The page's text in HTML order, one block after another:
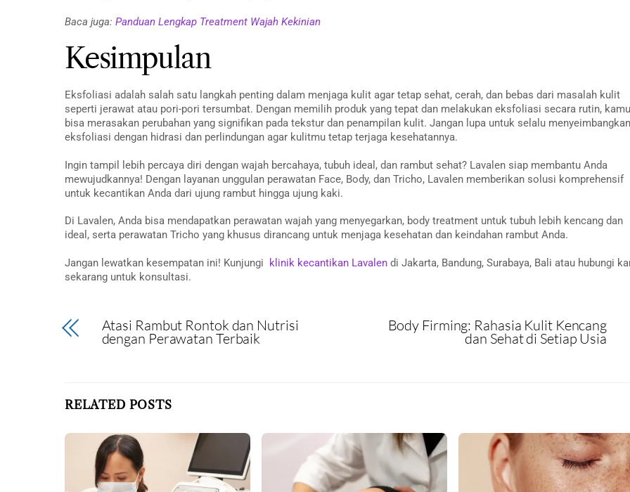
Baca juga: Panduan Lengkap Treatment Wajah Kekinian
Kesimpulan
Eksfoliasi adalah salah satu langkah penting dalam menjaga kulit agar tetap sehat, cerah, dan bebas dari masalah kulit
seperti jerawat atau pori-pori tersumbat. Dengan memilih produk yang tepat dan melakukan eksfoliasi secara rutin, kamu
bisa merasakan perubahan yang signifikan pada tekstur dan penampilan kulit. Jangan lupa untuk selalu menyeimbangkan
eksfoliasi dengan hidrasi dan perlindungan agar kulitmu tetap terjaga kesehatannya.
Ingin tampil lebih percaya diri dengan wajah bercahaya, tubuh ideal, dan rambut sehat? Lavalen siap membantu Anda
mewujudkannya! Dengan layanan unggulan perawatan Face, Body, dan Tricho, Lavalen memberikan solusi komprehensif
untuk kecantikan Anda dari ujung rambut hingga ujung kaki.
Di Lavalen, Anda bisa mendapatkan perawatan wajah yang menyegarkan, body treatment untuk tubuh lebih kencang dan
ideal, serta perawatan Tricho yang khusus dirancang untuk menjaga kesehatan dan keindahan rambut Anda.
Jangan lewatkan kesempatan ini! Kunjungi klinik kecantikan Lavalen di Jakarta, Bandung, Surabaya, Bali atau hubungi
sekarang untuk konsultasi.
Atasi Rambut Rontok dan Nutrisi
dengan Perawatan Terbaik
Body Firming: Rahasia Kulit Kencang
dan Sehat di Setiap Usia
RELATED POSTS